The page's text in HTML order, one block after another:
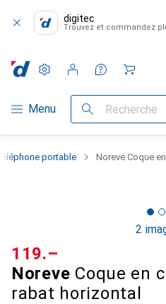
digitec
Trouvez et commandez
Navigation par catégorie
Menu Recherche
Paramètres
Compte client
Listes de comparaison
Listes d'envies
Panier
portable Noreve Coque
2
Noreve Coque en
rabat horizontal
CHF
119.–